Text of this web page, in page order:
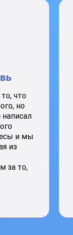
что
но
и мы
из
за то,